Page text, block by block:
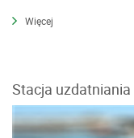
Więcej
Stacja